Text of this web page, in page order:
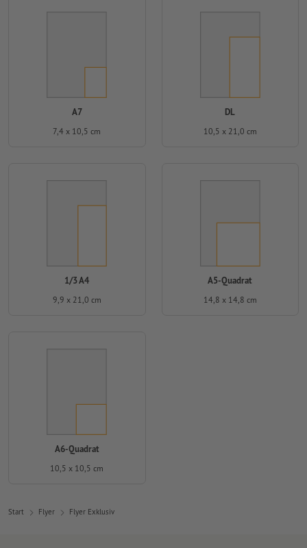
A7
7,4 x 10,5 cm
DL
10,5 x 21,0 cm
1/3 A4
9,9 x 21,0 cm
A5-Quadrat
14,8 x 14,8 cm
A6-Quadrat
10,5 x 10,5 cm
Start Flyer Flyer Exklusiv